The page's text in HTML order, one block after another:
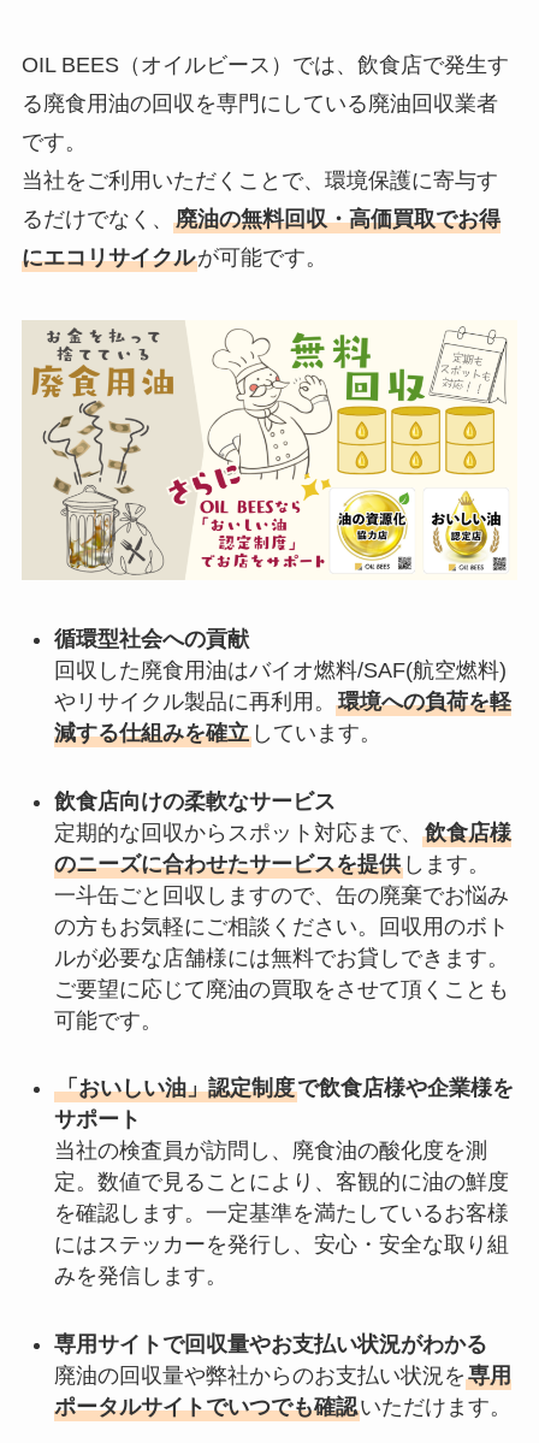
OIL BEES（オイルビース）では、飲食店で発生す
る廃食用油の回収を専門にしている廃油回収業者
です。
当社をご利用いただくことで、環境保護に寄与す
るだけでなく、 廃油の無料回収・高価買取でお得
にエコリサイクルが可能です。
循環型社会への貢献
回収した廃食用油はバイオ燃料/SAF(航空燃料)
やリサイクル製品に再利用。 環境への負荷を軽
減する仕組みを確立しています。
飲食店向けの柔軟なサービス
定期的な回収からスポット対応まで、 飲食店様
のニーズに合わせたサービスを提供します。
一斗缶ごと回収しますので、缶の廃棄でお悩み
の方もお気軽にご相談ください。回収用のボト
ルが必要な店舗様には無料でお貸しできます。
ご要望に応じて廃油の買取をさせて頂くことも
可能です。
「おいしい油」認定制度で飲食店様や企業様を
サポート
当社の検査員が訪問し、廃食油の酸化度を測
定。数値で見ることにより、客観的に油の鮮度
を確認します。一定基準を満たしているお客様
にはステッカーを発行し、安心・安全な取り組
みを発信します。
専用サイトで回収量やお支払い状況がわかる
廃油の回収量や弊社からのお支払い状況を専用
ポータルサイトでいつでも確認いただけます。